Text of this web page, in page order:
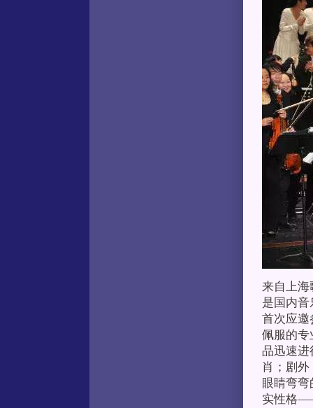
来自上海
是国内
首次应邀
佩服的专
品迅速进
肖；剧
眼睛弯
实性格